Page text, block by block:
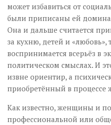
может избавиться от
были приписаны ей
Она и дальше считается
за кухню, детей и «любовь»,
воспринимается всерьёз в
политическом смыслах. И
извне ориентир, а
приобретённый в процессе
Как известно, женщины и
профессиональной или